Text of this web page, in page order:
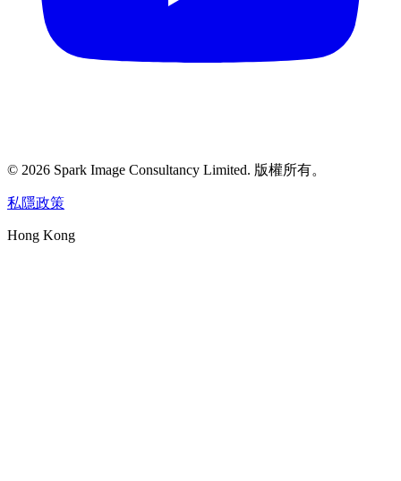
© 2026 Spark Image Consultancy Limited. 版權所有。
私隱政策
Hong Kong